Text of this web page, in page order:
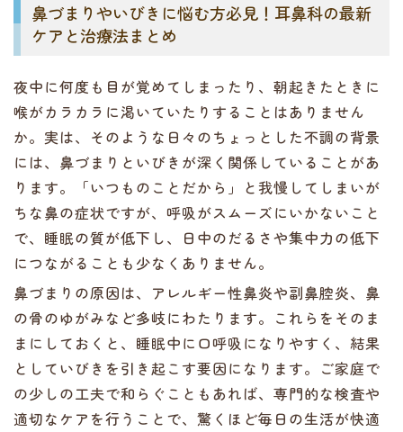
鼻づまりやいびきに悩む方必見！耳鼻科の最新
ケアと治療法まとめ
夜中に何度も目が覚めてしまったり、朝起きたときに
喉がカラカラに渇いていたりすることはありません
か。実は、そのような日々のちょっとした不調の背景
には、鼻づまりといびきが深く関係していることがあ
ります。「いつものことだから」と我慢してしまいが
ちな鼻の症状ですが、呼吸がスムーズにいかないこと
で、睡眠の質が低下し、日中のだるさや集中力の低下
につながることも少なくありません。
鼻づまりの原因は、アレルギー性鼻炎や副鼻腔炎、鼻
の骨のゆがみなど多岐にわたります。これらをそのま
まにしておくと、睡眠中に口呼吸になりやすく、結果
としていびきを引き起こす要因になります。ご家庭で
の少しの工夫で和らぐこともあれば、専門的な検査や
適切なケアを行うことで、驚くほど毎日の生活が快適